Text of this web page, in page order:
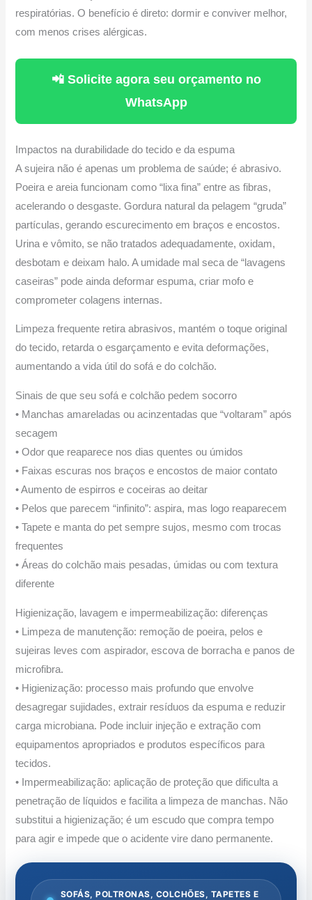
respiratórias. O benefício é direto: dormir e conviver melhor,
com menos crises alérgicas.
📲 Solicite agora seu orçamento no
WhatsApp
Impactos na durabilidade do tecido e da espuma
A sujeira não é apenas um problema de saúde; é abrasivo.
Poeira e areia funcionam como “lixa fina” entre as fibras,
acelerando o desgaste. Gordura natural da pelagem “gruda”
partículas, gerando escurecimento em braços e encostos.
Urina e vômito, se não tratados adequadamente, oxidam,
desbotam e deixam halo. A umidade mal seca de “lavagens
caseiras” pode ainda deformar espuma, criar mofo e
comprometer colagens internas.
Limpeza frequente retira abrasivos, mantém o toque original
do tecido, retarda o esgarçamento e evita deformações,
aumentando a vida útil do sofá e do colchão.
Sinais de que seu sofá e colchão pedem socorro
• Manchas amareladas ou acinzentadas que “voltaram” após
secagem
• Odor que reaparece nos dias quentes ou úmidos
• Faixas escuras nos braços e encostos de maior contato
• Aumento de espirros e coceiras ao deitar
• Pelos que parecem “infinito”: aspira, mas logo reaparecem
• Tapete e manta do pet sempre sujos, mesmo com trocas
frequentes
• Áreas do colchão mais pesadas, úmidas ou com textura
diferente
Higienização, lavagem e impermeabilização: diferenças
• Limpeza de manutenção: remoção de poeira, pelos e
sujeiras leves com aspirador, escova de borracha e panos de
microfibra.
• Higienização: processo mais profundo que envolve
desagregar sujidades, extrair resíduos da espuma e reduzir
carga microbiana. Pode incluir injeção e extração com
equipamentos apropriados e produtos específicos para
tecidos.
• Impermeabilização: aplicação de proteção que dificulta a
penetração de líquidos e facilita a limpeza de manchas. Não
substitui a higienização; é um escudo que compra tempo
para agir e impede que o acidente vire dano permanente.
SOFÁS, POLTRONAS, COLCHÕES, TAPETES E